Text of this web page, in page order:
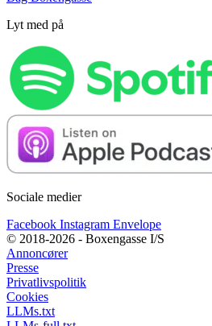
Lyt med på
Sociale medier
Facebook Instagram Envelope
© 2018-2026 - Boxengasse I/S
Annoncører
Presse
Privatlivspolitik
Cookies
LLMs.txt